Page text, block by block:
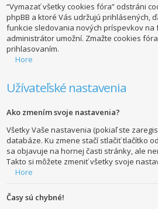
“Vymazať všetky cookies fóra” odstráni
phpBB a ktoré Vás udržujú prihlásených,
funkcie sledovania nových príspevkov na
administrátor umožní. Zmažte cookies
prihlasovaním.
Hore
Užívateľské nastavenia
Ako zmením svoje nastavenia?
Všetky Vaše nastavenia (pokiaľ ste
databáze. Ku zmene stačí stlačiť tlačítko
sa objavuje na hornej časti stránky, ale
Takto si môžete zmeniť všetky svoje
Hore
Časy sú chybné!